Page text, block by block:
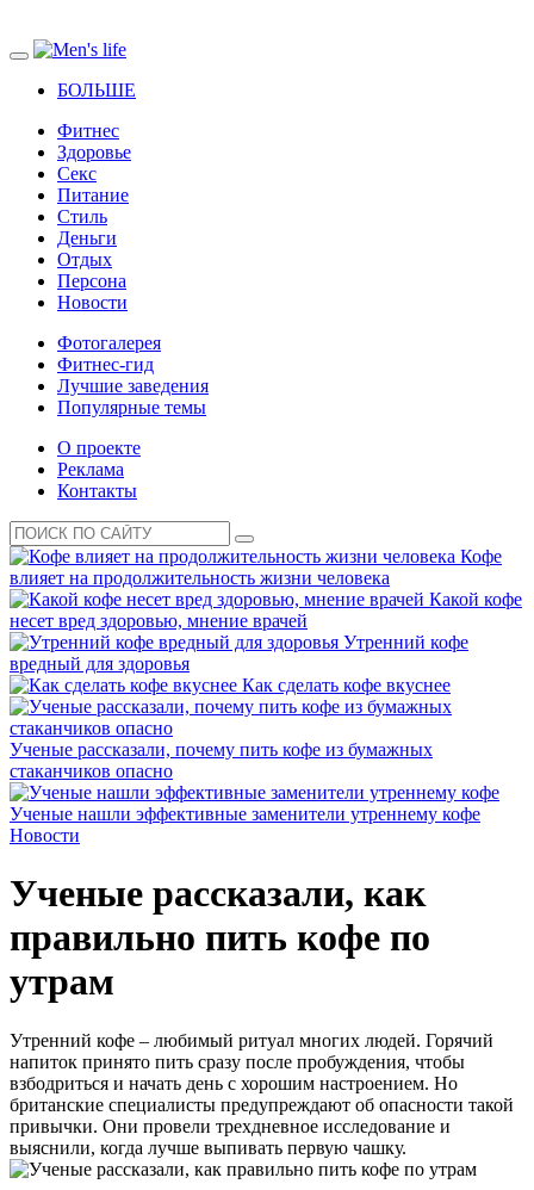
БОЛЬШЕ
Фитнес
Здоровье
Секс
Питание
Стиль
Деньги
Отдых
Персона
Новости
Фотогалерея
Фитнес-гид
Лучшие заведения
Популярные темы
О проекте
Реклама
Контакты
Кофе
влияет на продолжительность жизни человека
Какой кофе
несет вред здоровью, мнение врачей
Утренний кофе
вредный для здоровья
Как сделать кофе вкуснее
Ученые рассказали, почему пить кофе из бумажных
стаканчиков опасно
Ученые нашли эффективные заменители утреннему кофе
Новости
Ученые рассказали, как
правильно пить кофе по
утрам
Утренний кофе – любимый ритуал многих людей. Горячий
напиток принято пить сразу после пробуждения, чтобы
взбодриться и начать день с хорошим настроением. Но
британские специалисты предупреждают об опасности такой
привычки. Они провели трехдневное исследование и
выяснили, когда лучше выпивать первую чашку.